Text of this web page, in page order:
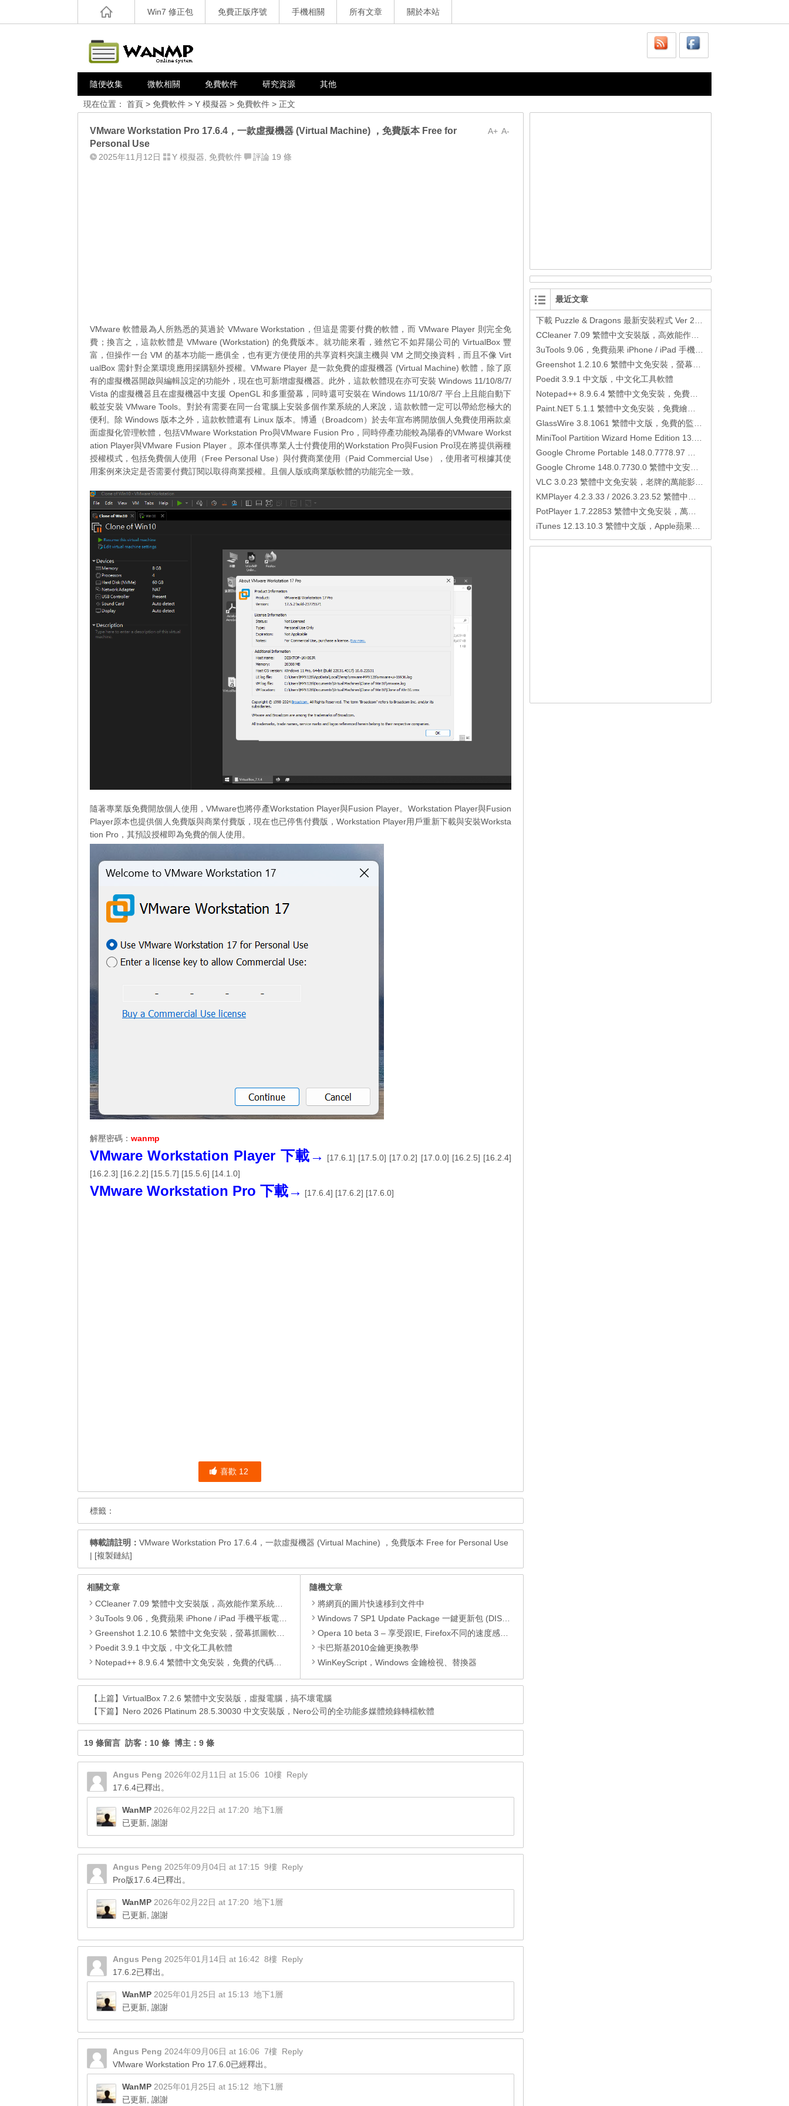
Win7 修正包 免費正版序號 手機相關 所有文章 關於本站
隨便收集 微軟相關 免費軟件 研究資源 其他
現在位置： 首頁 > 免費軟件 > Y 模擬器 > 免費軟件 > 正文
A-
A+
VMware Workstation Pro 17.6.4，一款虛擬機器 (Virtual Machine) ，免費版本 Free for
Personal Use
2025年11月12日 Y 模擬器 免費軟件 評論 19 條
VMware 軟體最為人所熟悉的莫過於 VMware Workstation，但這是需要付費的軟體，而 VMware Player 則完全免
費；換言之，這款軟體是 VMware (Workstation) 的免費版本。就功能來看，雖然它不如昇陽公司的 VirtualBox 豐
富，但操作一台 VM 的基本功能一應俱全，也有更方便使用的共享資料夾讓主機與 VM 之間交換資料，而且不像 Virt
ualBox 需針對企業環境應用採購額外授權。VMware Player 是一款免費的虛擬機器 (Virtual Machine) 軟體，除了原
有的虛擬機器開啟與編輯設定的功能外，現在也可新增虛擬機器。此外，這款軟體現在亦可安裝 Windows 11/10/8/7/
Vista 的虛擬機器且在虛擬機器中支援 OpenGL 和多重螢幕，同時還可安裝在 Windows 11/10/8/7 平台上且能自動下
載並安裝 VMware Tools。對於有需要在同一台電腦上安裝多個作業系統的人來說，這款軟體一定可以帶給您極大的
便利。除 Windows 版本之外，這款軟體還有 Linux 版本。博通（Broadcom）於去年宣布將開放個人免費使用兩款桌
面虛擬化管理軟體，包括VMware Workstation Pro與VMware Fusion Pro，同時停產功能較為陽春的VMware Workst
ation Player與VMware Fusion Player 。原本僅供專業人士付費使用的Workstation Pro與Fusion Pro現在將提供兩種
授權模式，包括免費個人使用（Free Personal Use）與付費商業使用（Paid Commercial Use），使用者可根據其使
用案例來決定是否需要付費訂閱以取得商業授權。且個人版或商業版軟體的功能完全一致。
隨著專業版免費開放個人使用，VMware也將停產Workstation Player與Fusion Player。Workstation Player與Fusion
Player原本也提供個人免費版與商業付費版，現在也已停售付費版，Workstation Player用戶重新下載與安裝Worksta
tion Pro，其預設授權即為免費的個人使用。
解壓密碼： wanmp
VMware Workstation Player 下載→ [17.6.1] [17.5.0] [17.0.2] [17.0.0] [16.2.5] [16.2.4]
[16.2.3] [16.2.2] [15.5.7] [15.5.6] [14.1.0]
VMware Workstation Pro 下載→ [17.6.4] [17.6.2] [17.6.0]
喜歡 12
標籤：
轉載請註明： VMware Workstation Pro 17.6.4，一款虛擬機器 (Virtual Machine) ，免費版本 Free for Personal Use
| [複製鏈結]
相關文章
CCleaner 7.09 繁體中文安裝版，高效能作業系統清理軟體
3uTools 9.06，免費蘋果 iPhone / iPad 手機平板電腦管理備份還原軟體
Greenshot 1.2.10.6 繁體中文免安裝，螢幕抓圖軟體，1.3.315 安裝版
Poedit 3.9.1 中文版，中文化工具軟體
Notepad++ 8.9.6.4 繁體中文免安裝，免費的代碼編輯器
隨機文章
將網頁的圖片快速移到文件中
Windows 7 SP1 Update Package 一鍵更新包 (DISM) (至2018.12)
Opera 10 beta 3 – 享受跟IE, Firefox不同的速度感和新鮮感
卡巴斯基2010金鑰更換教學
WinKeyScript，Windows 金鑰檢視、替換器
【上篇】 VirtualBox 7.2.6 繁體中文安裝版，虛擬電腦，搞不壞電腦
【下篇】 Nero 2026 Platinum 28.5.30030 中文安裝版，Nero公司的全功能多媒體燒錄轉檔軟體
19 條留言 訪客：10 條 博主：9 條
Angus Peng 2026年02月11日 at 15:06 10樓 Reply
17.6.4已釋出。
WanMP 2026年02月22日 at 17:20 地下1層
已更新, 謝謝
Angus Peng 2025年09月04日 at 17:15 9樓 Reply
Pro版17.6.4已釋出。
WanMP 2026年02月22日 at 17:20 地下1層
已更新, 謝謝
Angus Peng 2025年01月14日 at 16:42 8樓 Reply
17.6.2已釋出。
WanMP 2025年01月25日 at 15:13 地下1層
已更新, 謝謝
Angus Peng 2024年09月06日 at 16:06 7樓 Reply
VMware Workstation Pro 17.6.0已經釋出。
WanMP 2025年01月25日 at 15:12 地下1層
已更新, 謝謝
最近文章
Poedit 3.9.1 中文版，中文化工具軟體